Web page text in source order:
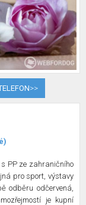
>>
PP ze zahraničního
pro sport, výstavy
odběru odčervená,
je kupní